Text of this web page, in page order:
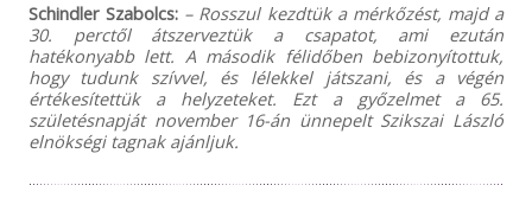
Schindler Szabolcs: – Rosszul kezdtük a mérkőzést, majd a
30. perctől átszerveztük a csapatot, ami ezután
hatékonyabb lett. A második félidőben bebizonyítottuk,
hogy tudunk szívvel, és lélekkel játszani, és a végén
értékesítettük a helyzeteket. Ezt a győzelmet a 65.
születésnapját november 16-án ünnepelt Szikszai László
elnökségi tagnak ajánljuk.